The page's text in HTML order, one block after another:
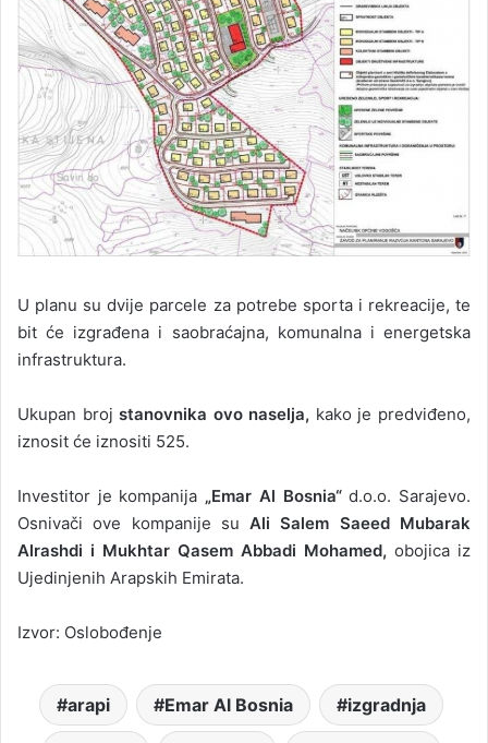
U planu su dvije parcele za potrebe sporta i rekreacije, te
bit će izgrađena i saobraćajna, komunalna i energetska
infrastruktura.
Ukupan broj stanovnika ovo naselja, kako je predviđeno,
iznosit će iznositi 525.
Investitor je kompanija „Emar Al Bosnia“d.o.o. Sarajevo.
Osnivači ove kompanije suAli Salem Saeed Mubarak
Alrashdi i Mukhtar Qasem Abbadi Mohamed, obojica iz
Ujedinjenih Arapskih Emirata.
Izvor: Oslobođenje
arapi Emar Al Bosnia izgradnja